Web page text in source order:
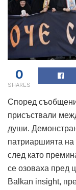
0
SHARES
Според
присъствали
души.
патриаршията
след като
се озоваха пред
Balkan insight,